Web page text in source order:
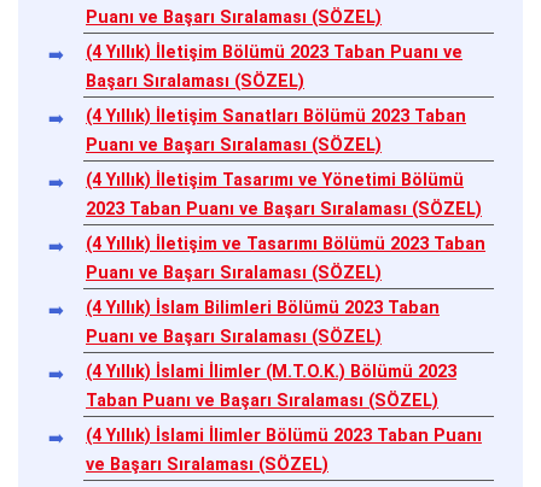
Puanı ve Başarı Sıralaması (SÖZEL)
(4 Yıllık) İletişim Bölümü 2023 Taban Puanı ve
Başarı Sıralaması (SÖZEL)
(4 Yıllık) İletişim Sanatları Bölümü 2023 Taban
Puanı ve Başarı Sıralaması (SÖZEL)
(4 Yıllık) İletişim Tasarımı ve Yönetimi Bölümü
2023 Taban Puanı ve Başarı Sıralaması (SÖZEL)
(4 Yıllık) İletişim ve Tasarımı Bölümü 2023 Taban
Puanı ve Başarı Sıralaması (SÖZEL)
(4 Yıllık) İslam Bilimleri Bölümü 2023 Taban
Puanı ve Başarı Sıralaması (SÖZEL)
(4 Yıllık) İslami İlimler (M.T.O.K.) Bölümü 2023
Taban Puanı ve Başarı Sıralaması (SÖZEL)
(4 Yıllık) İslami İlimler Bölümü 2023 Taban Puanı
ve Başarı Sıralaması (SÖZEL)